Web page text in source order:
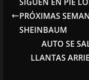
PRÓXIMAS
SHEINBAUM
AUTO SE
LLANTAS